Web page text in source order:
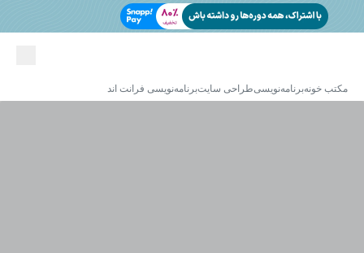
مکتب خونهبرنامه‌نویسیطراحی سایتبرنامه‌نویسی فرانت اند